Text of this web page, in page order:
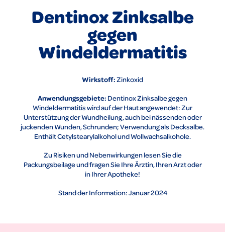
Dentinox Zinksalbe
gegen
Windeldermatitis
Wirkstoff:Zinkoxid
Anwendungsgebiete: Dentinox Zinksalbe gegen
Windeldermatitis wird auf der Haut angewendet: Zur
Unterstützung der Wundheilung, auch bei nässenden oder
juckenden Wunden, Schrunden; Verwendung als Decksalbe.
Enthält Cetylstearylalkohol und Wollwachsalkohole.
Zu Risiken und Nebenwirkungen lesen Sie die
Packungsbeilage und fragen Sie Ihre Ärztin, Ihren Arzt oder
in Ihrer Apotheke!
Stand der Information: Januar 2024